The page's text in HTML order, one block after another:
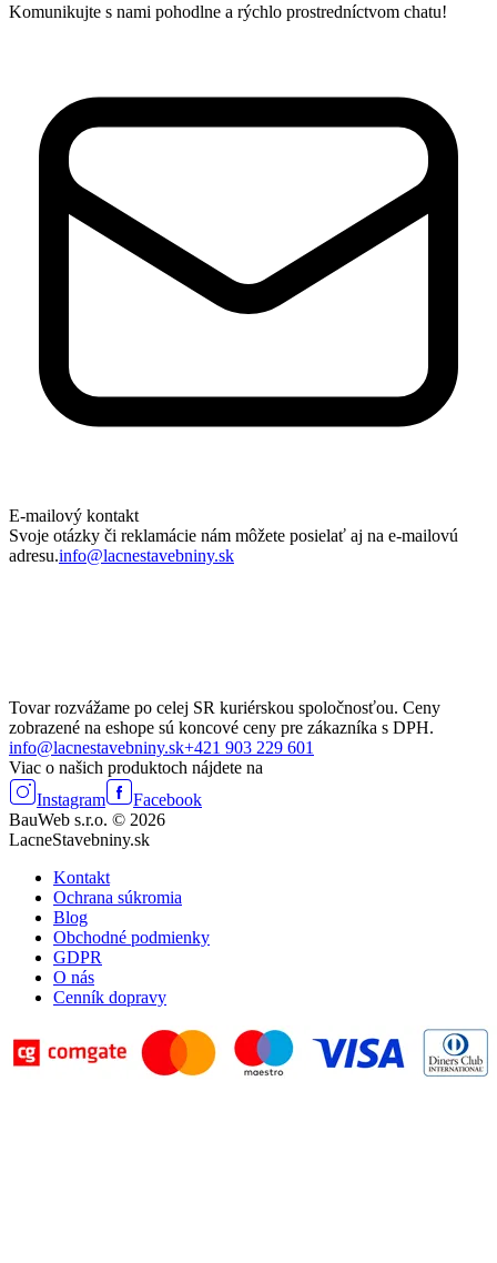
Komunikujte s nami pohodlne a rýchlo prostredníctvom chatu!
E-mailový kontakt
Svoje otázky či reklamácie nám môžete posielať aj na e-mailovú
adresu.info@lacnestavebniny.sk
Tovar rozvážame po celej SR kuriérskou spoločnosťou. Ceny
zobrazené na eshope sú koncové ceny pre zákazníka s DPH.
info@lacnestavebniny.sk+421 903 229 601
Viac o našich produktoch nájdete na
Instagram
Facebook
BauWeb s.r.o. © 2026
LacneStavebniny.sk
Kontakt
Ochrana súkromia
Blog
Obchodné podmienky
GDPR
O nás
Cenník dopravy